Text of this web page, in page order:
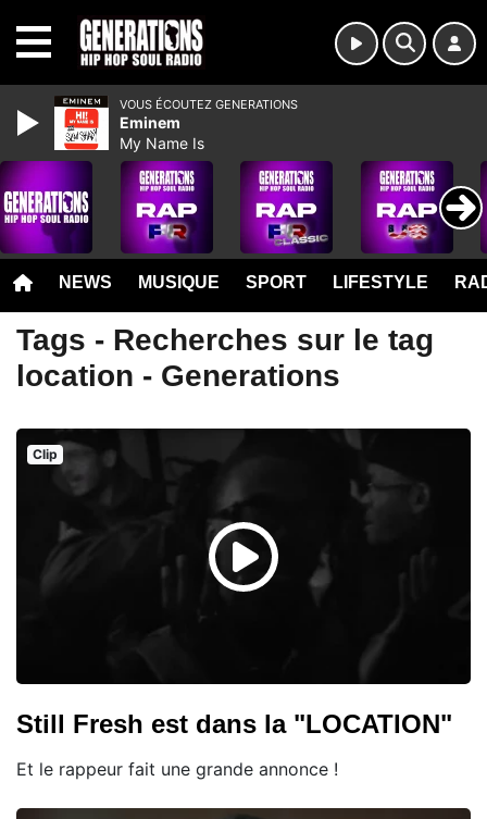
NEWS MUSIQUE SPORT LIFESTYLE
Tags - Recherches sur le tag
location - Generations
Clip
Still Fresh est dans la "LOCATION"
Et le rappeur fait une grande annonce !
VOUS ÉCOUTEZ GENERATIONS
Eminem
My Name Is